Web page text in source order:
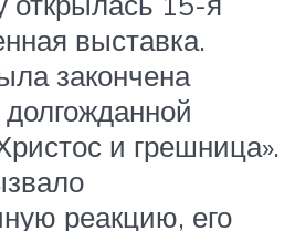
выставка.
закончена
и грешница».
реакцию, его